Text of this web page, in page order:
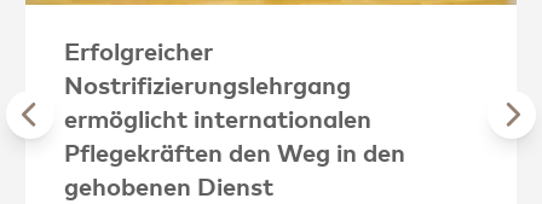
Erfolgreicher
Nostrifizierungslehrgang
ermöglicht internationalen
Pflegekräften den Weg in den
gehobenen Dienst